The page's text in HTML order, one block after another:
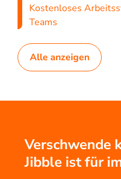
Kostenloses
Teams
Alle anzeigen
Verschwende
Jibble ist für